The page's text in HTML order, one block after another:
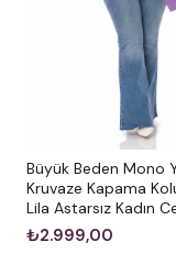
Büyük Beden Mono
Kruvaze Kapama
Lila Astarsız Kadın
₺2.999,00